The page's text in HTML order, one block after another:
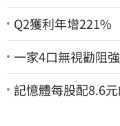
Q2獲利年增221%
一家4口無視勸阻
場遭捲入海」
記憶體每股配8.6